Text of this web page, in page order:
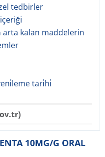
tedbirler
arta kalan maddelerin
tari̇hi̇
10MG/G ORAL